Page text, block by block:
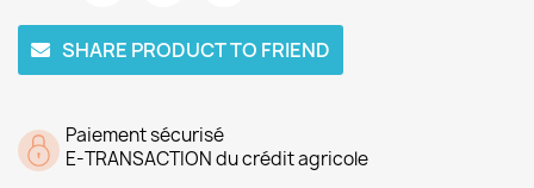
SHARE PRODUCT TO FRIEND
Paiement sécurisé
E-TRANSACTION du crédit agricole